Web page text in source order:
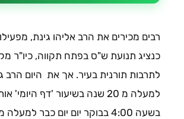
רבים מכירים את הרב אליהו גינת,
כנציג תנועת ש"ס בפתח תקווה, כיו"ר
לתרבות תורנית בעיר. אך את היום הרב
למעלה מ 20 שנה בשיעור 'דף
בשעה 4:00 בבוקר יום יום כבר למעלה מ 20 שנה.